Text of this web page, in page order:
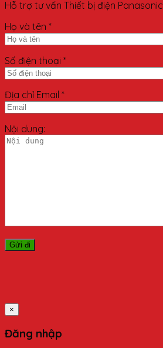
Hỗ trợ tư vấn Thiết bị điện Panasonic
Họ và tên *
Số điện thoại *
Địa chỉ Email *
Nội dung:
×
Đăng nhập